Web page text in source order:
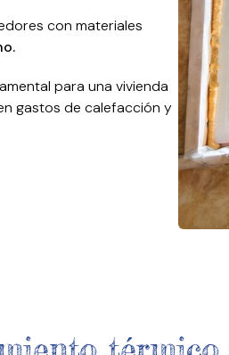
con materiales
para una vivienda
gastos de calefacción y